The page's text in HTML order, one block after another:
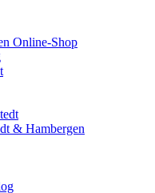
Online-Shop
& Hambergen